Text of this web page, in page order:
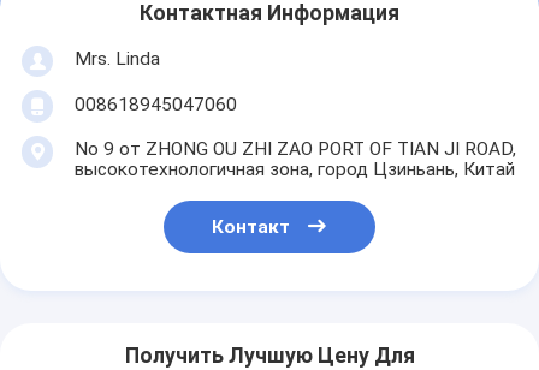
Контактная Информация
Mrs. Linda
008618945047060
No 9 от ZHONG OU ZHI ZAO PORT OF TIAN JI ROAD,
высокотехнологичная зона, город Цзиньань, Китай
Контакт
Получить Лучшую Цену Для